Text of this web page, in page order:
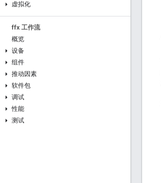
虚拟化
ffx 工作流
概览
设备
组件
推动因素
软件包
调试
性能
测试